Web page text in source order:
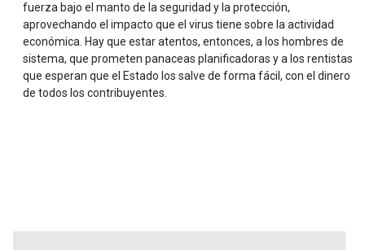
fuerza bajo el manto de la seguridad y la protección,
aprovechando el impacto que el virus tiene sobre la actividad
económica. Hay que estar atentos, entonces, a los hombres de
sistema, que prometen panaceas planificadoras y a los rentistas
que esperan que el Estado los salve de forma fácil, con el dinero
de todos los contribuyentes.